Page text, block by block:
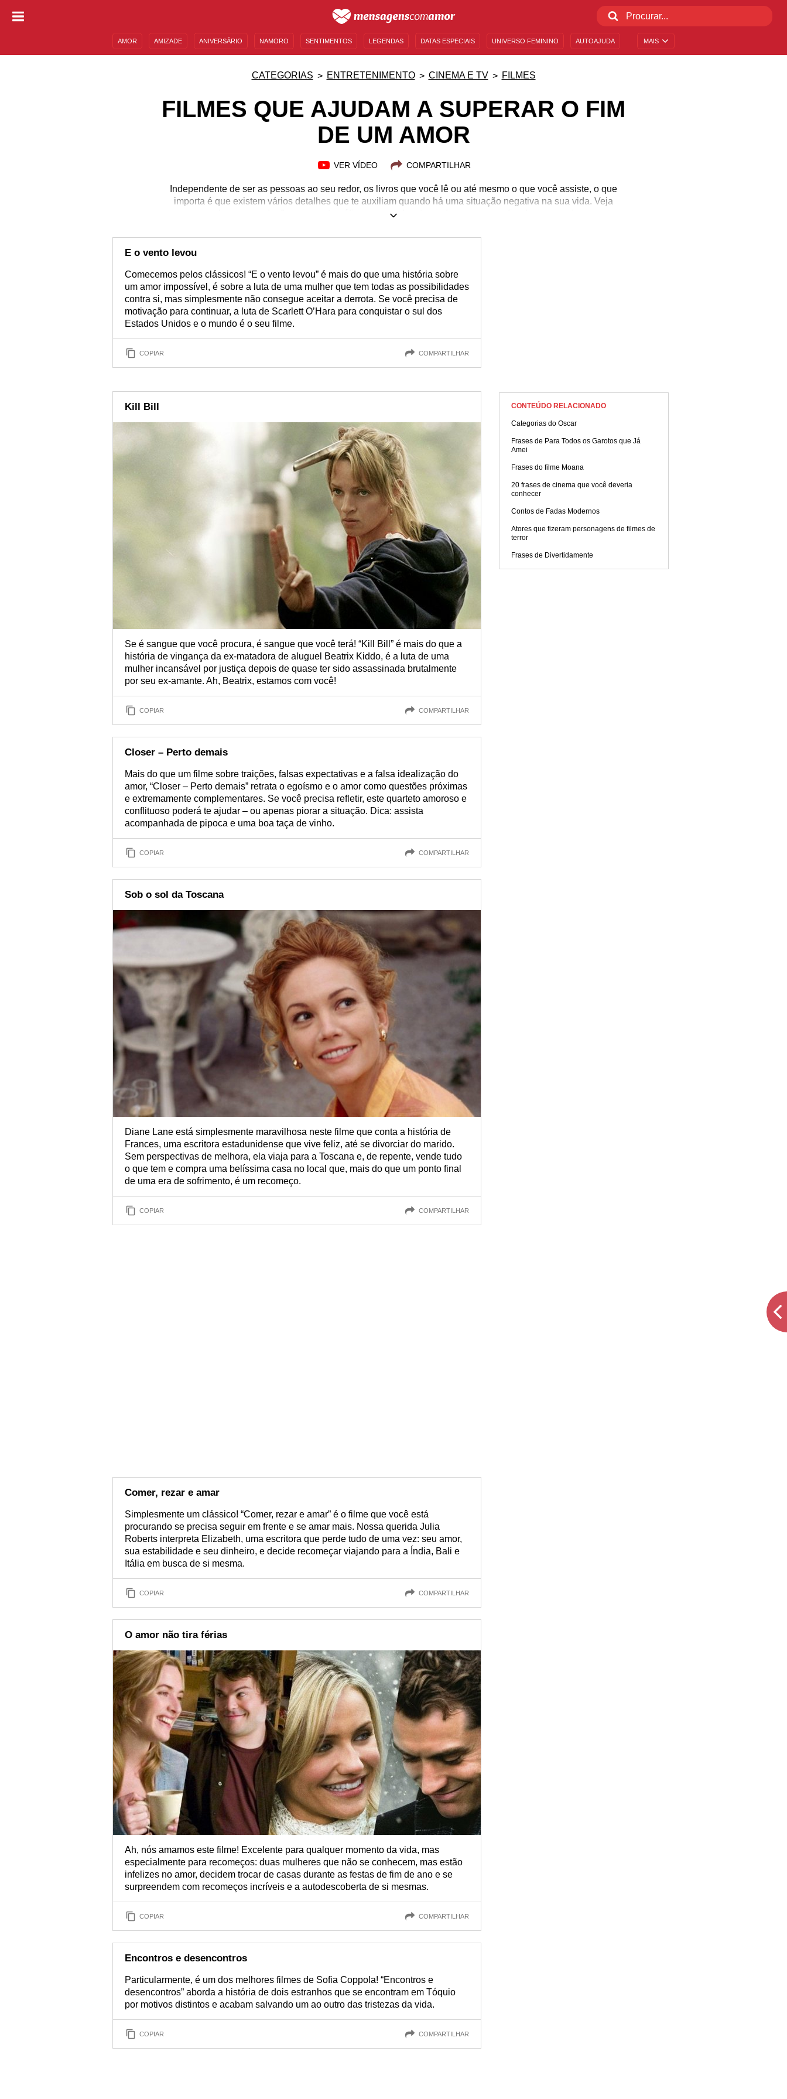
MAIS
AMOR AMIZADE ANIVERSÁRIO NAMORO SENTIMENTOS LEGENDAS DATAS ESPECIAIS UNIVERSO FEMININO AUTOAJUDA
CATEGORIAS ENTRETENIMENTO CINEMA E TV FILMES
FILMES QUE AJUDAM A SUPERAR O FIM
DE UM AMOR
VER VÍDEO COMPARTILHAR
Independente de ser as pessoas ao seu redor, os livros que você lê ou até mesmo o que você assiste, o que
importa é que existem vários detalhes que te auxiliam quando há uma situação negativa na sua vida. Veja
algumas produções cinematográficas que podem te ajudar a superar o fim de um amor!
E o vento levou
Comecemos pelos clássicos! “E o vento levou” é mais do que uma história sobre
um amor impossível, é sobre a luta de uma mulher que tem todas as possibilidades
contra si, mas simplesmente não consegue aceitar a derrota. Se você precisa de
motivação para continuar, a luta de Scarlett O’Hara para conquistar o sul dos
Estados Unidos e o mundo é o seu filme.
COPIAR COMPARTILHAR
Kill Bill
Se é sangue que você procura, é sangue que você terá! “Kill Bill” é mais do que a
história de vingança da ex-matadora de aluguel Beatrix Kiddo, é a luta de uma
mulher incansável por justiça depois de quase ter sido assassinada brutalmente
por seu ex-amante. Ah, Beatrix, estamos com você!
COPIAR COMPARTILHAR
Closer – Perto demais
Mais do que um filme sobre traições, falsas expectativas e a falsa idealização do
amor, “Closer – Perto demais” retrata o egoísmo e o amor como questões próximas
e extremamente complementares. Se você precisa refletir, este quarteto amoroso e
conflituoso poderá te ajudar – ou apenas piorar a situação. Dica: assista
acompanhada de pipoca e uma boa taça de vinho.
COPIAR COMPARTILHAR
Sob o sol da Toscana
Diane Lane está simplesmente maravilhosa neste filme que conta a história de
Frances, uma escritora estadunidense que vive feliz, até se divorciar do marido.
Sem perspectivas de melhora, ela viaja para a Toscana e, de repente, vende tudo
o que tem e compra uma belíssima casa no local que, mais do que um ponto final
de uma era de sofrimento, é um recomeço.
COPIAR COMPARTILHAR
Comer, rezar e amar
Simplesmente um clássico! “Comer, rezar e amar” é o filme que você está
procurando se precisa seguir em frente e se amar mais. Nossa querida Julia
Roberts interpreta Elizabeth, uma escritora que perde tudo de uma vez: seu amor,
sua estabilidade e seu dinheiro, e decide recomeçar viajando para a Índia, Bali e
Itália em busca de si mesma.
COPIAR COMPARTILHAR
O amor não tira férias
Ah, nós amamos este filme! Excelente para qualquer momento da vida, mas
especialmente para recomeços: duas mulheres que não se conhecem, mas estão
infelizes no amor, decidem trocar de casas durante as festas de fim de ano e se
surpreendem com recomeços incríveis e a autodescoberta de si mesmas.
COPIAR COMPARTILHAR
Encontros e desencontros
Particularmente, é um dos melhores filmes de Sofia Coppola! “Encontros e
desencontros” aborda a história de dois estranhos que se encontram em Tóquio
por motivos distintos e acabam salvando um ao outro das tristezas da vida.
COPIAR COMPARTILHAR
CONTEÚDO RELACIONADO
Categorias do Oscar
Frases de Para Todos os Garotos que Já
Amei
Frases do filme Moana
20 frases de cinema que você deveria
conhecer
Contos de Fadas Modernos
Atores que fizeram personagens de filmes de
terror
Frases de Divertidamente